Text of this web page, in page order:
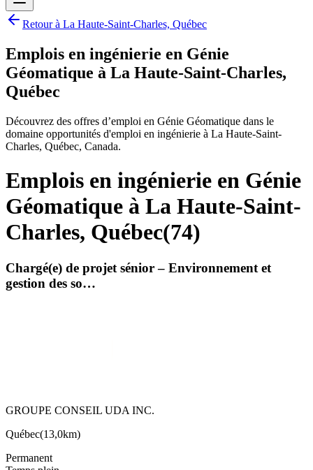
Retour à La Haute-Saint-Charles, Québec
Emplois en ingénierie en Génie
Géomatique à La Haute-Saint-Charles,
Québec
Découvrez des offres d’emploi en Génie Géomatique dans le
domaine opportunités d'emploi en ingénierie à La Haute-Saint-
Charles, Québec, Canada.
Emplois en ingénierie en Génie
Géomatique à La Haute-Saint-
Charles, Québec(74)
Chargé(e) de projet sénior – Environnement et
gestion des so…
GROUPE CONSEIL UDA INC.
Québec(13,0km)
Permanent